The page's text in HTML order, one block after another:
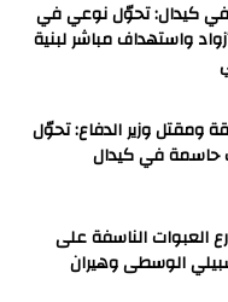
هجوم مسيّرات FPV في كيدال: تحوّل نوعي في
واستهداف مباشر لبنية
ومقتل وزير الدفاع: تحوّل
حاسمة في كيدال
العبوات الناسفة على
الوسطى وهيران